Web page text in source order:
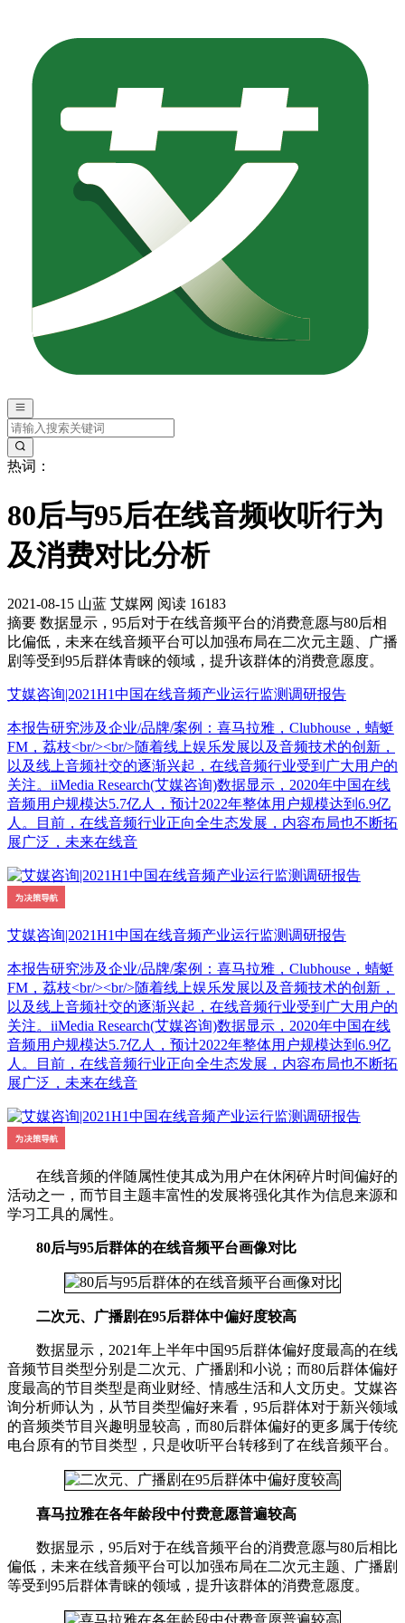
热词：
80后与95后在线音频收听行为
及消费对比分析
2021-08-15 山蓝 艾媒网 阅读 16183
摘要 数据显示，95后对于在线音频平台的消费意愿与80后相
比偏低，未来在线音频平台可以加强布局在二次元主题、广播
剧等受到95后群体青睐的领域，提升该群体的消费意愿度。
艾媒咨询|2021H1中国在线音频产业运行监测调研报告
本报告研究涉及企业/品牌/案例：喜马拉雅，Clubhouse，蜻蜓
FM，荔枝<br/><br/>随着线上娱乐发展以及音频技术的创新，
以及线上音频社交的逐渐兴起，在线音频行业受到广大用户的
关注。iiMedia Research(艾媒咨询)数据显示，2020年中国在线
音频用户规模达5.7亿人，预计2022年整体用户规模达到6.9亿
人。目前，在线音频行业正向全生态发展，内容布局也不断拓
展广泛，未来在线音
艾媒咨询|2021H1中国在线音频产业运行监测调研报告
本报告研究涉及企业/品牌/案例：喜马拉雅，Clubhouse，蜻蜓
FM，荔枝<br/><br/>随着线上娱乐发展以及音频技术的创新，
以及线上音频社交的逐渐兴起，在线音频行业受到广大用户的
关注。iiMedia Research(艾媒咨询)数据显示，2020年中国在线
音频用户规模达5.7亿人，预计2022年整体用户规模达到6.9亿
人。目前，在线音频行业正向全生态发展，内容布局也不断拓
展广泛，未来在线音
在线音频的伴随属性使其成为用户在休闲碎片时间偏好的
活动之一，而节目主题丰富性的发展将强化其作为信息来源和
学习工具的属性。
80后与95后群体的在线音频平台画像对比
二次元、广播剧在95后群体中偏好度较高
数据显示，2021年上半年中国95后群体偏好度最高的在线
音频节目类型分别是二次元、广播剧和小说；而80后群体偏好
度最高的节目类型是商业财经、情感生活和人文历史。艾媒咨
询分析师认为，从节目类型偏好来看，95后群体对于新兴领域
的音频类节目兴趣明显较高，而80后群体偏好的更多属于传统
电台原有的节目类型，只是收听平台转移到了在线音频平台。
喜马拉雅在各年龄段中付费意愿普遍较高
数据显示，95后对于在线音频平台的消费意愿与80后相比
偏低，未来在线音频平台可以加强布局在二次元主题、广播剧
等受到95后群体青睐的领域，提升该群体的消费意愿度。